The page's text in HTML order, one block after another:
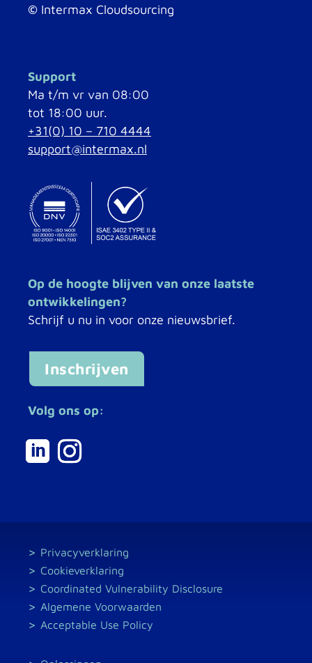
© Intermax Cloudsourcing
Support
Ma t/m vr van 08:00
tot 18:00 uur.
+31(0) 10 – 710 4444
support@intermax.nl
Op de hoogte blijven van onze laatste
ontwikkelingen?
Schrijf u nu in voor onze nieuwsbrief.
Inschrijven
Volg ons op:
Privacyverklaring
Cookieverklaring
Coordinated Vulnerability Disclosure
Algemene Voorwaarden
Acceptable Use Policy